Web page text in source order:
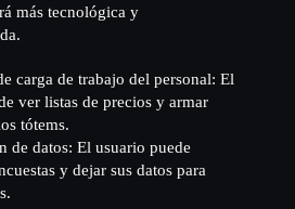
más tecnológica y
carga de trabajo del personal: El
ver listas de precios y armar
tótems.
de datos: El usuario puede
y dejar sus datos para